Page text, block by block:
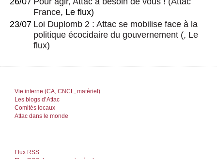
France, Le flux)
23/07 Loi Duplomb 2 : Attac se mobilise face à la
politique écocidaire du gouvernement (, Le
flux)
Vie interne (CA, CNCL, matériel)
Les blogs d’Attac
Comités locaux
Attac dans le monde
Flux RSS